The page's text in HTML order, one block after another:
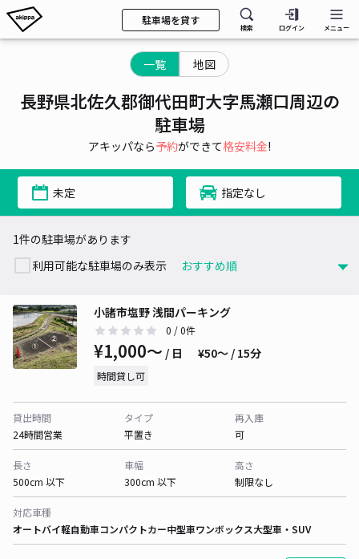
駐車場を貸す
検索 ログイン メニュー
一覧 地図
長野県北佐久郡御代田町大字馬瀬口周辺の
駐車場
アキッパなら予約ができて格安料金!
未定 指定なし
1件の駐車場があります
利用可能な駐車場のみ表示
小諸市塩野 浅間パーキング
0 / 0件
¥1,000〜 / 日 ¥50〜 / 15分
時間貸し可
貸出時間
24時間営業
タイプ
平置き
再入庫
可
長さ
500cm 以下
車幅
300cm 以下
高さ
制限なし
対応車種
オートバイ軽自動車コンパクトカー中型車ワンボックス大型車・SUV